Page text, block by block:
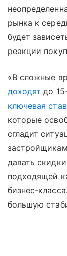
рынка к
будет
реакции
«В сложные
доходят до
ключевая
которые
сгладит
давать
подходящей
бизнес-
большую